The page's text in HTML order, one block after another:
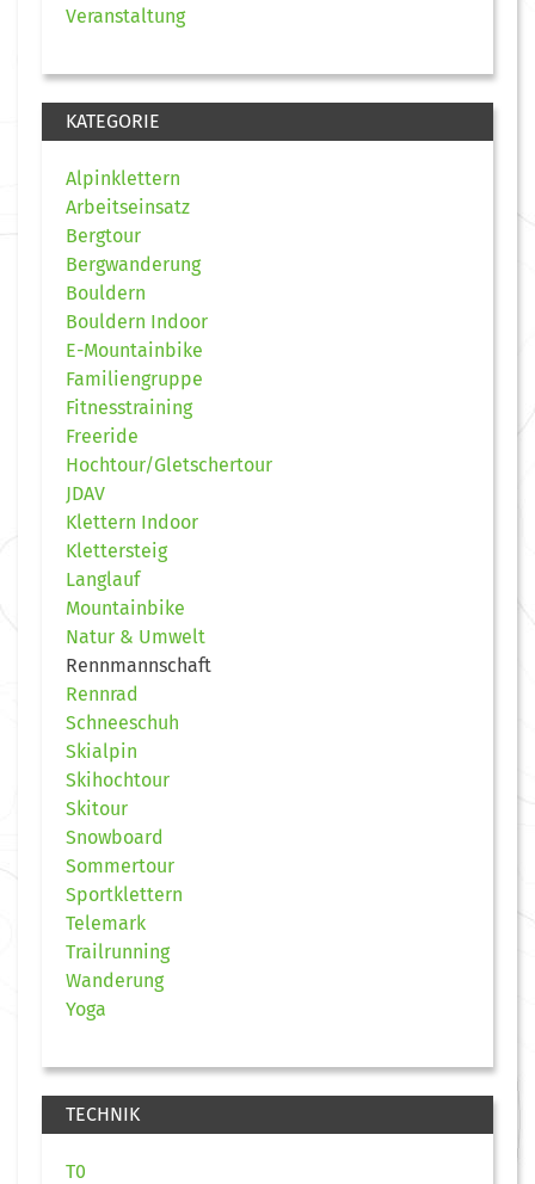
Veranstaltung
KATEGORIE
Alpinklettern
Arbeitseinsatz
Bergtour
Bergwanderung
Bouldern
Bouldern Indoor
E-Mountainbike
Familiengruppe
Fitnesstraining
Freeride
Hochtour/Gletschertour
JDAV
Klettern Indoor
Klettersteig
Langlauf
Mountainbike
Natur & Umwelt
Rennmannschaft
Rennrad
Schneeschuh
Skialpin
Skihochtour
Skitour
Snowboard
Sommertour
Sportklettern
Telemark
Trailrunning
Wanderung
Yoga
TECHNIK
T0